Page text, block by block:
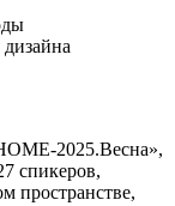
2025.Весна»,
спикеров,
пространстве,